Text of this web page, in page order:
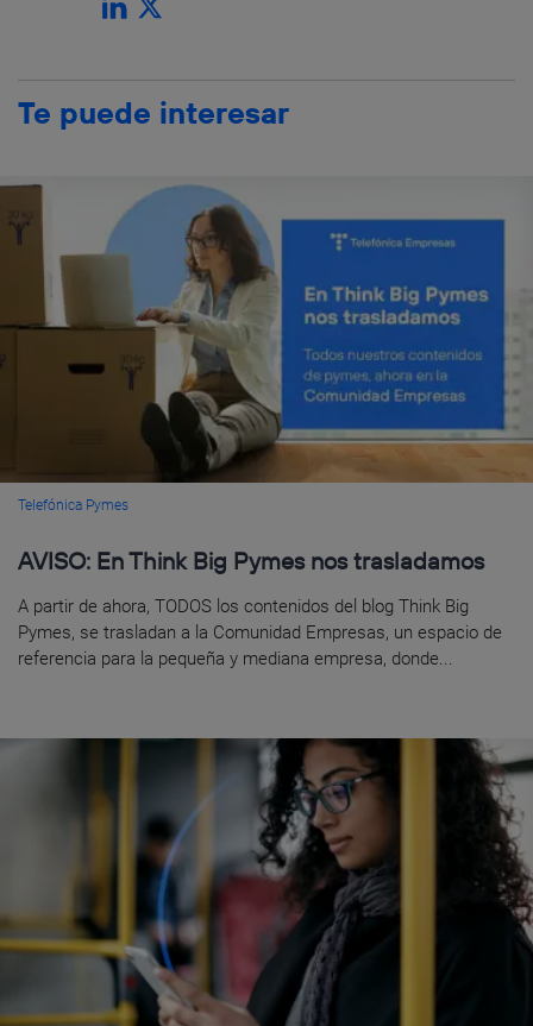
Te puede interesar
Telefónica Pymes
AVISO: En Think Big Pymes nos trasladamos
A partir de ahora, TODOS los contenidos del blog Think Big
Pymes, se trasladan a la Comunidad Empresas, un espacio de
referencia para la pequeña y mediana empresa, donde...